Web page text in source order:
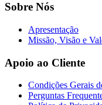
Sobre Nós
Apresentação
Missão, Visão e
Apoio ao Cliente
Condições Gerais
Perguntas